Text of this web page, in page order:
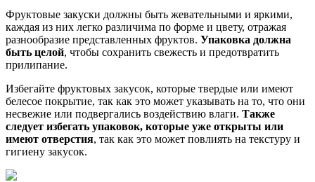
Фруктовые закуски должны быть жевательными и яркими,
каждая из них легко различима по форме и цвету, отражая
разнообразие представленных фруктов. Упаковка должна
быть целой, чтобы сохранить свежесть и предотвратить
прилипание.
Избегайте фруктовых закусок, которые твердые или имеют
белесое покрытие, так как это может указывать на то, что они
несвежие или подвергались воздействию влаги. Также
следует избегать упаковок, которые уже открыты или
имеют отверстия, так как это может повлиять на текстуру и
гигиену закусок.